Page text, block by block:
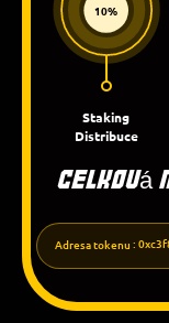
10%
Staking
Distribuce
Celková
Adresa tokenu :